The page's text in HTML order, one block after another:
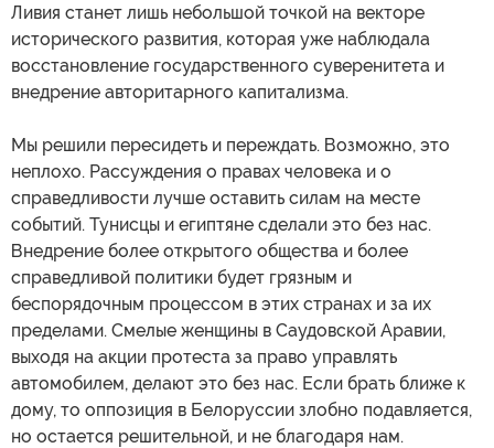
Ливия станет лишь небольшой точкой на векторе
исторического развития, которая уже наблюдала
восстановление государственного суверенитета и
внедрение авторитарного капитализма.
Мы решили пересидеть и переждать. Возможно, это
неплохо. Рассуждения о правах человека и о
справедливости лучше оставить силам на месте
событий. Тунисцы и египтяне сделали это без нас.
Внедрение более открытого общества и более
справедливой политики будет грязным и
беспорядочным процессом в этих странах и за их
пределами. Смелые женщины в Саудовской Аравии,
выходя на акции протеста за право управлять
автомобилем, делают это без нас. Если брать ближе к
дому, то оппозиция в Белоруссии злобно подавляется,
но остается решительной, и не благодаря нам.